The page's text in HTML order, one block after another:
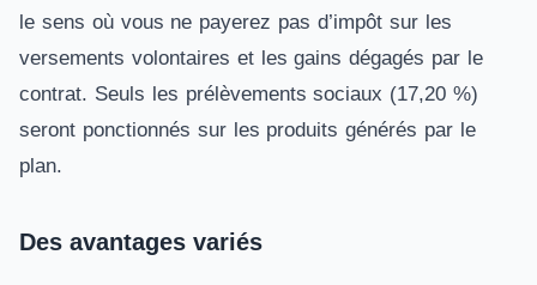
le sens où vous ne payerez pas d’impôt sur les
versements volontaires et les gains dégagés par le
contrat. Seuls les prélèvements sociaux (17,20 %)
seront ponctionnés sur les produits générés par le
plan.
Des avantages variés